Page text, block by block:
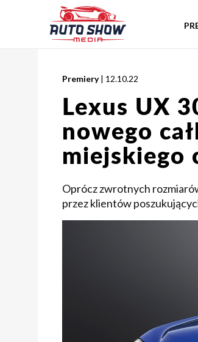
Premiery | 12.10.22
Lexus UX
nowego
miejskiego
Oprócz zwrotnych
przez klientów